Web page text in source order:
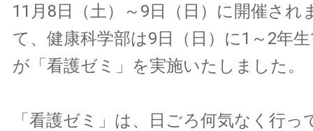
11月8日（土）～9日（日）に開催され
て、健康科学部は9日（日）に1～2年
が「看護ゼミ」を実施いたしました。
「看護ゼミ」は、日ごろ何気なく行っ